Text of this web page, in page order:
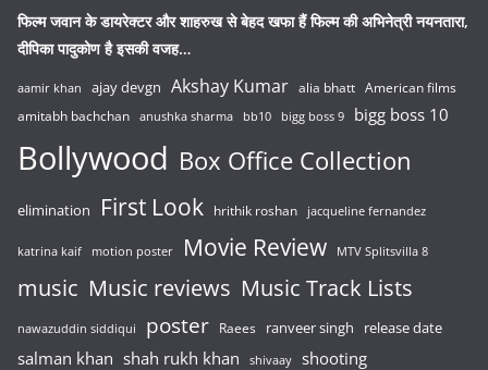
फिल्म जवान के डायरेक्टर और शाहरुख से बेहद खफा हैं फिल्म की अभिनेत्री नयनतारा,
दीपिका पादुकोण है इसकी वजह…
aamir khan ajay devgn Akshay Kumar alia bhatt American films
amitabh bachchan anushka sharma bb10 bigg boss 9 bigg boss 10
Bollywood Box Office Collection
elimination First Look hrithik roshan jacqueline fernandez
katrina kaif motion poster Movie Review MTV Splitsvilla 8
music Music reviews Music Track Lists
nawazuddin siddiqui poster Raees ranveer singh release date
salman khan shah rukh khan shivaay shooting